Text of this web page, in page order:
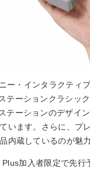
ー・インタラクティ
テーションクラシッ
テーションのデザイ
います。さらに、プ
内蔵しているのが魅力
加入者限定で先行